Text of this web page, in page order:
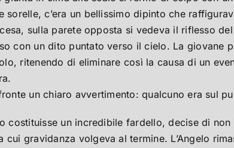
sorelle, c’era un bellissimo dipinto che
sulla parete opposta si vedeva il riflesso
con un dito puntato verso il cielo. La
ritenendo di eliminare così la causa di un
un chiaro avvertimento: qualcuno era sul
costituisse un incredibile fardello, decise di
cui gravidanza volgeva al termine. L’Angelo